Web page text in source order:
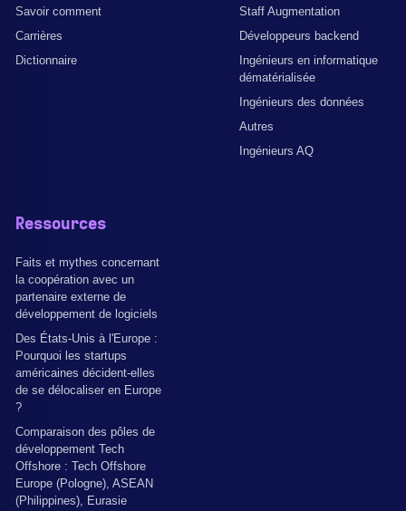
Savoir comment
Carrières
Dictionnaire
Staff Augmentation
Développeurs backend
Ingénieurs en informatique
dématérialisée
Ingénieurs des données
Autres
Ingénieurs AQ
Ressources
Faits et mythes concernant
la coopération avec un
partenaire externe de
développement de logiciels
Des États-Unis à l'Europe :
Pourquoi les startups
américaines décident-elles
de se délocaliser en Europe
?
Comparaison des pôles de
développement Tech
Offshore : Tech Offshore
Europe (Pologne), ASEAN
(Philippines), Eurasie